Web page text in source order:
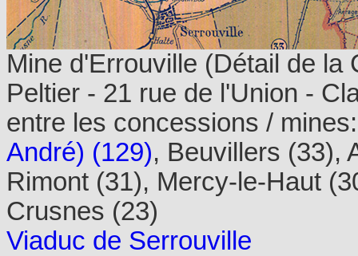
Mine d'Errouville (Détail de
Peltier - 21 rue de l'Union -
entre les concessions /
André) (129), Beuvillers (33),
Rimont (31), Mercy-le-Haut
Crusnes (23)
Viaduc de Serrouville